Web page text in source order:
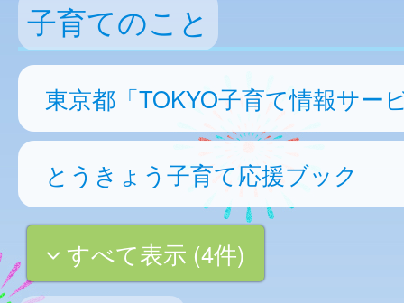
子育てのこと
東京都「TOKYO子育て情報サー
とうきょう子育て応援ブック
すべて表示 (4件)